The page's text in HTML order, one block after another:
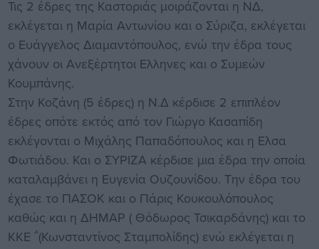
Τις 2 έδρες της Καστοριάς μοιράζονται η ΝΔ,
εκλέγεται η Μαρία Αντωνίου και ο Σύριζα, εκλέγεται
ο Ευάγγελος Διαμαντόπουλος, ενώ την έδρα τους
χάνουν οι Ανεξέρτητοι Ελληνες και ο Συμεών
Κουμπάνης.
Στην Κοζάνη (5 έδρες) η Ν.Δ κέρδισε 2 επιπλέον
έδρες οπότε εκτός από τον Γιώργο Κασαπίδη
εκλέγονται ο Μιχάλης Παπαδόπουλος και η Ελσα
Φωτιάδου. Και ο ΣΥΡΙΖΑ κέρδισε μια έδρα την οποία
καταλαμβάνει η Ευγενία Ουζουνίδου. Την έδρα του
έχασε το ΠΑΣΟΚ και ο Πάρις Κουκουλόπουλος
καθώς και η ΔΗΜΑΡ ( Θόδωρος Τσικαρδάνης) και το
ΚΚΕ ΅(Κωνσταντίνος Σταμπολίδης) ενώ εκλέγεται η